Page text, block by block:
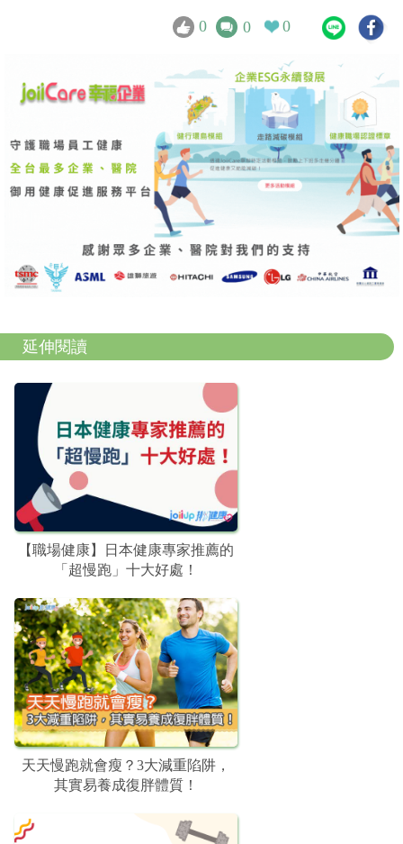
0 0 0
延伸閱讀
【職場健康】日本健康專家推薦的
「超慢跑」十大好處！
天天慢跑就會瘦？3大減重陷阱，
其實易養成復胖體質！